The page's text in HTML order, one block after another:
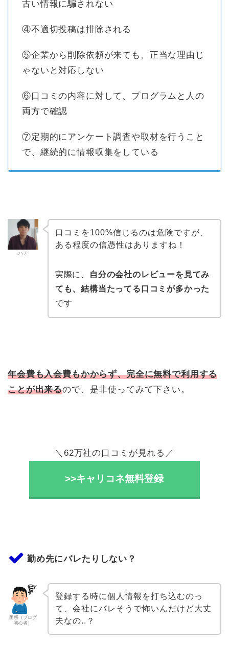
古い情報に騙されない
④不適切投稿は排除される
⑤企業から削除依頼が来ても、正当な理由じ
ゃないと対応しない
⑥口コミの内容に対して、プログラムと人の
両方で確認
⑦定期的にアンケート調査や取材を行うこと
で、継続的に情報収集をしている
ハチ
口コミを100%信じるのは危険ですが、
ある程度の信憑性はありますね！
実際に、
自分の会社のレビューを見てみ
ても、結構当たってる口コミが多かった
です
年会費も入会費もかからず、完全に無料で利用する
ことが出来るので、是非使ってみて下さい。
＼62万社の口コミが見れる／
>>キャリコネ無料登録
勤め先にバレたりしない？
困惑（ブログ
初心者）
登録する時に個人情報を打ち込むのっ
て、会社にバレそうで怖いんだけど大丈
夫なの..？